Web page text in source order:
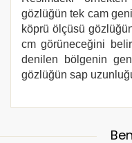
gözlüğün tek cam
köprü ölçüsü
cm görüneceğini
denilen bölgenin
gözlüğün sap